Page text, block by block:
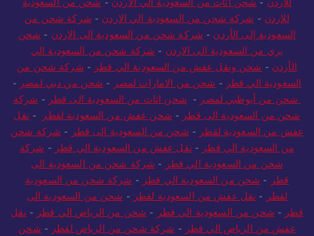
للاردن - شركة شحن من السعودية الي الاردن - شركة شحن من
السعودية إلى الأردن - شركة شحن من السعودية الى الاردن - شحن
بري من السعودية الى الاردن - شركة شحن من السعودية الي
الأردن - شحن ونقل عفش من السعودية الي قطر - شركة شحن من
السعودية الي قطر - شحن من الامارات لمصر - شحن من دبي لمصر -
شحن من أبوظبي لمصر - شحن اثاث من السعودية الى قطر - شركة
شحن من السعودية الى قطر - شحن عفش من السعودية لقطر - نقل
عفش من السعودية لقطر - شحن من السعودية الى قطر - شركة شحن
من السعودية الي قطر - نقل عفش من السعودية الي قطر - شركة
شحن من السعودية الي قطر - شركة شحن من السعودية الى
قطر - شحن من السعودية الي قطر - شركة شحن من السعودية
لقطر - نقل عفش من السعودية لقطر - شحن من السعودية الى
قطر - شحن من السعودية الي قطر - شحن من الرياض الي قطر - نقل
عفش من الرياض الي قطر - شركة شحن من الرياض لقطر - شحن